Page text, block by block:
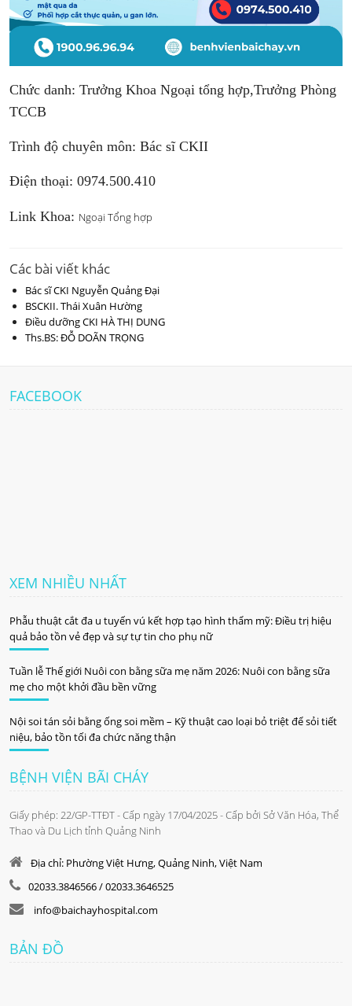
Chức danh: Trưởng Khoa Ngoại tổng hợp,Trưởng Phòng
TCCB
Trình độ chuyên môn: Bác sĩ CKII
Điện thoại: 0974.500.410
Link Khoa: Ngoại Tổng hợp
Các bài viết khác
Bác sĩ CKI Nguyễn Quảng Đại
BSCKII. Thái Xuân Hường
Điều dưỡng CKI HÀ THỊ DUNG
Ths.BS: ĐỖ DOÃN TRỌNG
FACEBOOK
XEM NHIỀU NHẤT
Phẫu thuật cắt đa u tuyến vú kết hợp tạo hình thẩm mỹ: Điều trị hiệu
quả bảo tồn vẻ đẹp và sự tự tin cho phụ nữ
Tuần lễ Thế giới Nuôi con bằng sữa mẹ năm 2026: Nuôi con bằng sữa
mẹ cho một khởi đầu bền vững
Nội soi tán sỏi bằng ống soi mềm – Kỹ thuật cao loại bỏ triệt để sỏi tiết
niệu, bảo tồn tối đa chức năng thận
BỆNH VIỆN BÃI CHÁY
Giấy phép: 22/GP-TTĐT - Cấp ngày 17/04/2025 - Cấp bởi Sở Văn Hóa, Thể
Thao và Du Lịch tỉnh Quảng Ninh
Địa chỉ: Phường Việt Hưng, Quảng Ninh, Việt Nam
02033.3846566 / 02033.3646525
info@baichayhospital.com
BẢN ĐỒ